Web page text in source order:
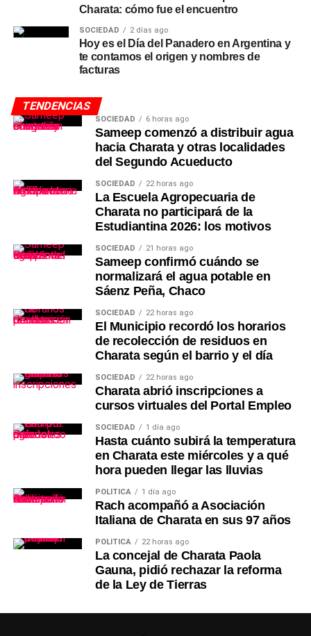
Charata: cómo fue el encuentro
SOCIEDAD 2 días ago
Hoy es el Día del Panadero en Argentina y
te contamos el origen y nombres de
facturas
TENDENCIAS
SOCIEDAD 6 horas ago
Sameep comenzó a distribuir agua
hacia Charata y otras localidades
del Segundo Acueducto
SOCIEDAD 22 horas ago
La Escuela Agropecuaria de
Charata no participará de la
Estudiantina 2026: los motivos
SOCIEDAD 21 horas ago
Sameep confirmó cuándo se
normalizará el agua potable en
Sáenz Peña, Chaco
SOCIEDAD 22 horas ago
El Municipio recordó los horarios
de recolección de residuos en
Charata según el barrio y el día
SOCIEDAD 22 horas ago
Charata abrió inscripciones a
cursos virtuales del Portal Empleo
SOCIEDAD 1 día ago
Hasta cuánto subirá la temperatura
en Charata este miércoles y a qué
hora pueden llegar las lluvias
POLÍTICA 1 día ago
Rach acompañó a Asociación
Italiana de Charata en sus 97 años
POLÍTICA 22 horas ago
La concejal de Charata Paola
Gauna, pidió rechazar la reforma
de la Ley de Tierras